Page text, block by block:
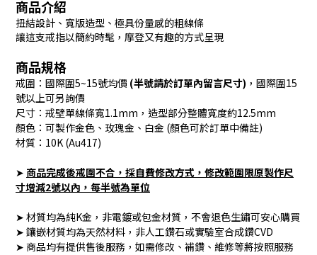
商品介紹
扭結設計、寬版造型、極具份量感的粗線條
讓這支戒指以簡約時髦，摩登又有趣的方式呈現
商品規格
戒圍：國際圍5~15號均價 (半號請於訂單內留言尺寸) ，國際圍15
號以上可另詢價
尺寸：戒壁單線條寬1.1mm，造型部分整體寬度約12.5mm
顏色：可製作金色、玫瑰金、白金 (顏色可於訂單中備註)
材質：10K (Au417)
➤ 商品完成後戒圍不合，採自費修改方式 ，修改範圍限原製作尺
寸增減2號以內，每半號為單位
➤ 材質均為純K金，非電鍍或包金材質，不會退色生鏽可安心購買
➤ 鑲嵌材質均為天然材料，非人工鑽石或實驗室合成鑽CVD
➤ 商品均有提供售後服務，如需修改、補鑽、維修等將按照服務